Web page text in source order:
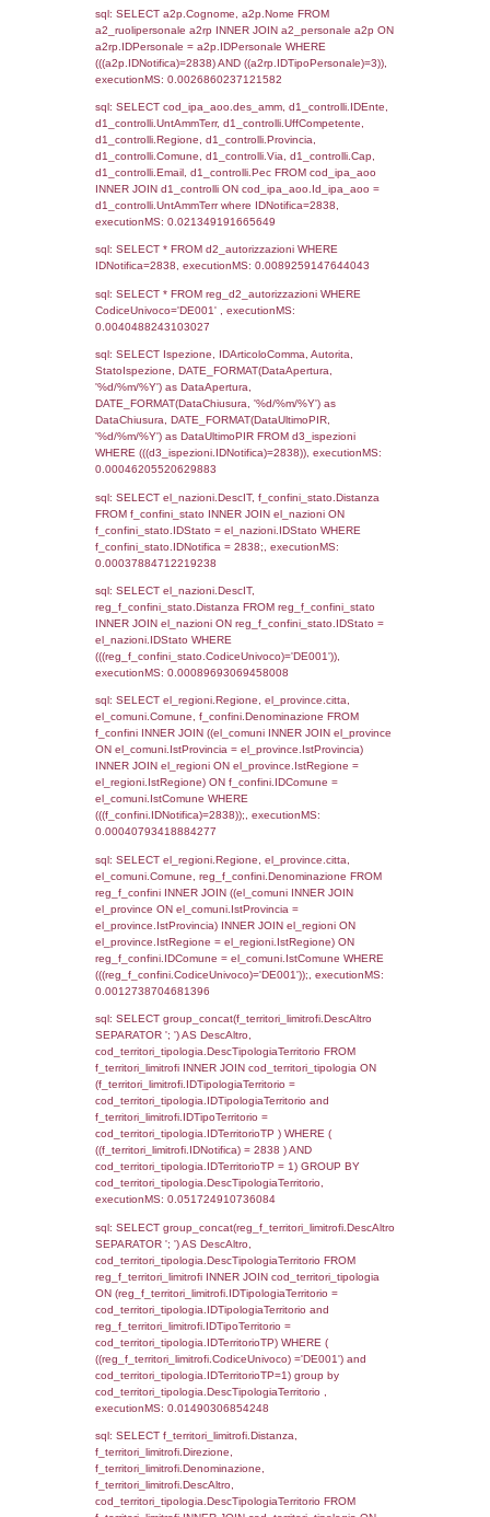
sql: SELECT `tablename`, `userlevelid`,
`userlevelpermissions` WHERE `userlevelid`
sql: SELECT a1.RagioneSociale,
localita, el_prov.citta AS provincia,
DATE(n.DataInvioNotifica) as
n.FileNotificaZip, n.DataFileNotificaZip
LEFT JOIN infostabilimento i ON
n.CodiceUnivoco LEFT JOIN
a1.CodiceUnivoco = n.CodiceUnivoco LEFT
el_comuni AS el_com ON a1.ComuneStab =
a1.ProvinciaStab = el_prov.IstProvincia
n.IDNotifica = 2838;, executionMS:
sql: SELECT a1_stabilimento.*,
ComuneST, el_province.citta as
as ComuneSL, el_province_1.citta as
el_regioni_1.Regione as RegioneSL FROM
(((((a1_stabilimento LEFT JOIN el_comuni
a1_stabilimento.ComuneStab =
LEFT JOIN el_province ON
= el_province.IstProvincia) LEFT JOIN
a1_stabilimento.RegioneStab =
a1_stabilimento.IstComuneSL =
LEFT JOIN el_province AS el_province_1
a1_stabilimento.IstProvinciaSL =
el_province_1.IstProvincia) LEFT JOIN
el_regioni_1 ON
el_regioni_1.IstRegione where
executionMS: 0.00057601928710938
sql: SELECT a2p.Cognome, a2p.Nome
a2_ruolipersonale a2rp INNER JOIN
a2rp.IDPersonale = a2p.IDPersonale
(((a2p.IDNotifica)=2838) AND
sql: SELECT a2p.Cognome, a2p.Nome
a2_ruolipersonale a2rp INNER JOIN
a2rp.IDPersonale = a2p.IDPersonale
(((a2p.IDNotifica)=2838) AND
executionMS: 0.0026860237121582
sql: SELECT cod_ipa_aoo.des_amm,
d1_controlli.UntAmmTerr,
d1_controlli.Regione, d1_controlli.Provincia,
d1_controlli.Comune, d1_controlli.Via,
d1_controlli.Email, d1_controlli.Pec FROM
INNER JOIN d1_controlli ON
d1_controlli.UntAmmTerr where
executionMS: 0.021349191665649
sql: SELECT * FROM d2_autorizzazioni
IDNotifica=2838, executionMS:
sql: SELECT * FROM
CodiceUnivoco='DE001' , executionMS: